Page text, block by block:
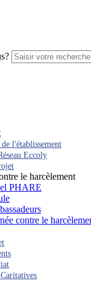
l'établissement
Eccoly
le harcèlement
PHARE
contre le